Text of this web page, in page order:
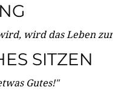
wird das Leben
SITZEN
Gutes!"